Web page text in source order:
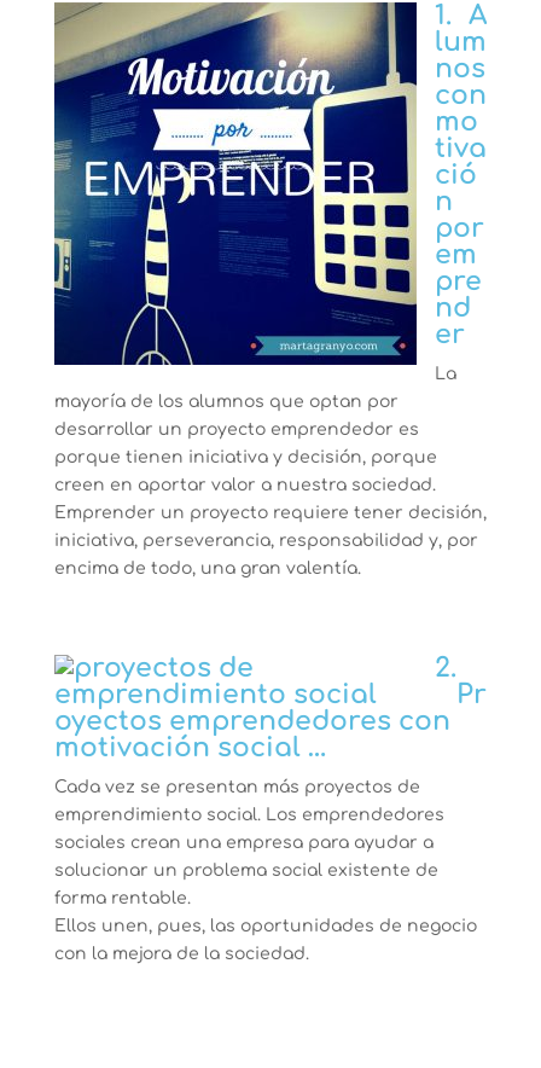
1.
A
lum
nos
con
mo
tiva
ció
n
por
em
pre
nd
er
La
mayoría de los alumnos que optan por
desarrollar un proyecto emprendedor es
porque tienen iniciativa y decisión, porque
creen en aportar valor a nuestra sociedad.
Emprender un proyecto requiere tener decisión,
iniciativa, perseverancia, responsabilidad y, por
encima de todo, una gran valentía.
2.
Pr
oyectos emprendedores con
motivación social …
Cada vez se presentan más proyectos de
emprendimiento social. Los emprendedores
sociales crean una empresa para ayudar a
solucionar un problema social existente de
forma rentable.
Ellos unen, pues, las oportunidades de negocio
con la mejora de la sociedad.